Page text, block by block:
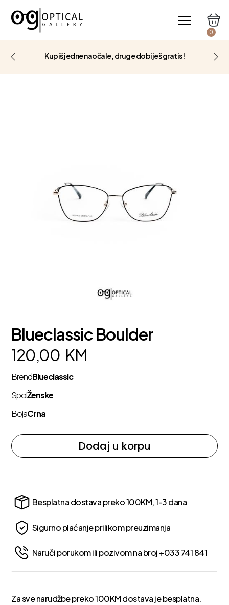
0
Kupiš jedne naočale, druge dobiješ gratis!
Blueclassic Boulder
120,00 KM
BrendBlueclassic
SpolŽenske
BojaCrna
Dodaj u korpu
Besplatna dostava preko 100KM, 1-3 dana
Sigurno plaćanje prilikom preuzimanja
Naruči porukom ili pozivom na broj +033 741 841
Za sve narudžbe preko 100KM dostava je besplatna.